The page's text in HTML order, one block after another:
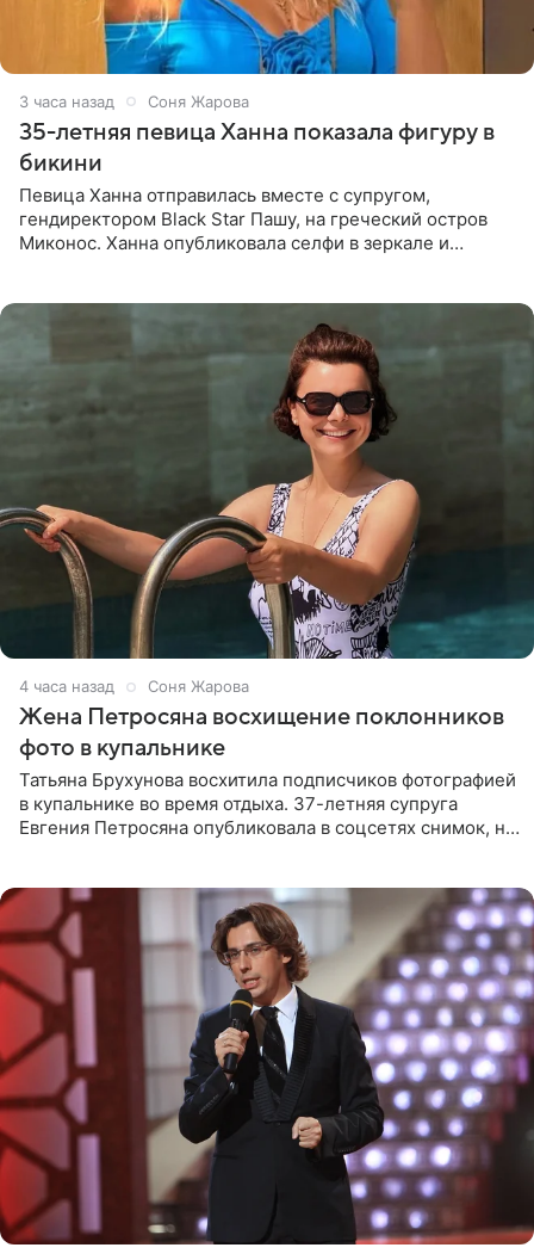
3 часа назад Соня Жарова
35-летняя певица Ханна показала фигуру в
бикини
Певица Ханна отправилась вместе с супругом,
гендиректором Black Star Пашу, на греческий остров
Миконос. Ханна опубликовала селфи в зеркале и
4 часа назад Соня Жарова
Жена Петросяна восхищение поклонников
фото в купальнике
Татьяна Брухунова восхитила подписчиков фотографией
в купальнике во время отдыха. 37-летняя супруга
Евгения Петросяна опубликовала в соцсетях снимок, на